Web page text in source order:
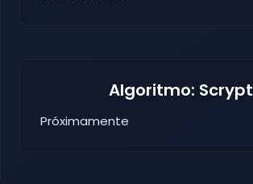
Algoritmo: Scrypt
Próximamente